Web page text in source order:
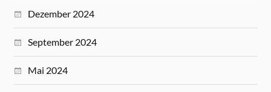
Dezember 2024
September 2024
Mai 2024